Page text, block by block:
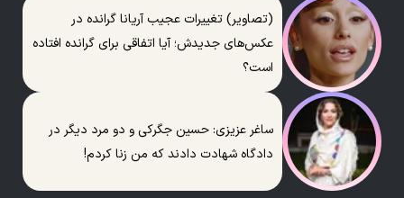
(تصاویر) تغییرات عجیب آریانا گرانده در
عکس‌های جدیدش؛ آیا اتفاقی برای گرانده افتاده
است؟
ساغر عزیزی: حسین جگرکی و دو مرد دیگر در
دادگاه شهادت دادند که من زنا کردم!